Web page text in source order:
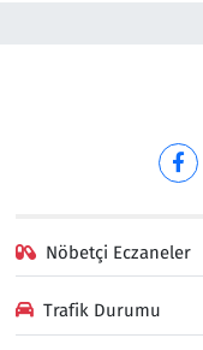
Nöbetçi Eczaneler
Trafik Durumu